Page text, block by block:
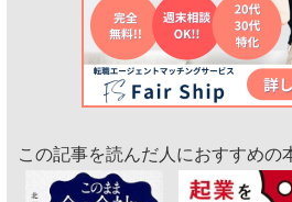
この記事を読んだ人におすすめの